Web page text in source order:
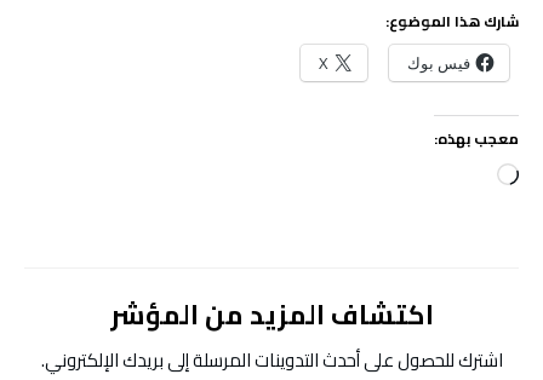
شارك هذا الموضوع:
فيس بوك X
معجب بهذه:
جاري
اكتشاف المزيد من المؤشر
اشترك للحصول على أحدث التدوينات المرسلة إلى بريدك الإلكتروني.